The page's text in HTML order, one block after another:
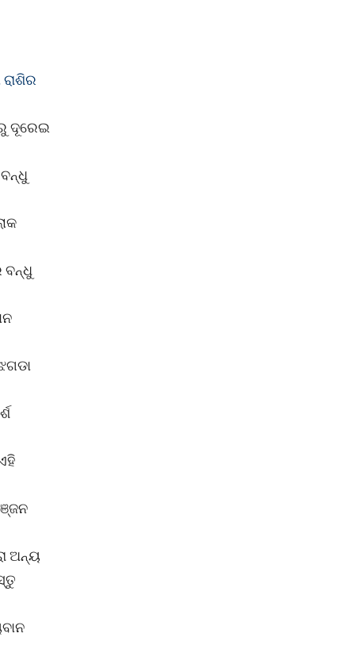
ଦୂରେଇ
ବନ୍ଧୁ
ଅନ୍ୟ